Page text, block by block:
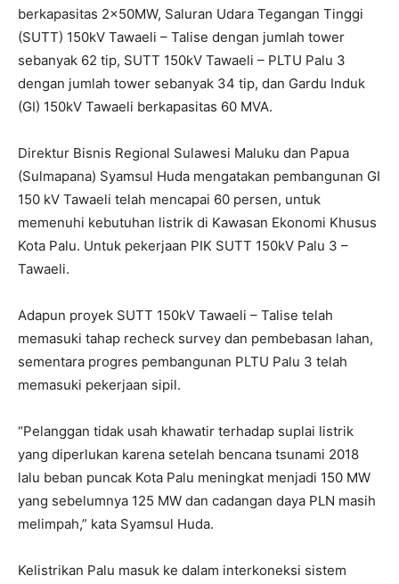
berkapasitas 2x50MW, Saluran Udara Tegangan Tinggi
(SUTT) 150kV Tawaeli – Talise dengan jumlah tower
sebanyak 62 tip, SUTT 150kV Tawaeli – PLTU Palu 3
dengan jumlah tower sebanyak 34 tip, dan Gardu Induk
(GI) 150kV Tawaeli berkapasitas 60 MVA.
Direktur Bisnis Regional Sulawesi Maluku dan Papua
(Sulmapana) Syamsul Huda mengatakan pembangunan GI
150 kV Tawaeli telah mencapai 60 persen, untuk
memenuhi kebutuhan listrik di Kawasan Ekonomi Khusus
Kota Palu. Untuk pekerjaan PIK SUTT 150kV Palu 3 –
Tawaeli.
Adapun proyek SUTT 150kV Tawaeli – Talise telah
memasuki tahap recheck survey dan pembebasan lahan,
sementara progres pembangunan PLTU Palu 3 telah
memasuki pekerjaan sipil.
“Pelanggan tidak usah khawatir terhadap suplai listrik
yang diperlukan karena setelah bencana tsunami 2018
lalu beban puncak Kota Palu meningkat menjadi 150 MW
yang sebelumnya 125 MW dan cadangan daya PLN masih
melimpah,” kata Syamsul Huda.
Kelistrikan Palu masuk ke dalam interkoneksi sistem